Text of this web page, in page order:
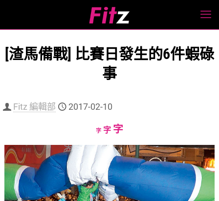
[渣馬備戰] 比賽日發生的6件蝦碌
事
Fitz 編輯部 2017-02-10
字Decrease
字Reset
size.
字Increase
size.